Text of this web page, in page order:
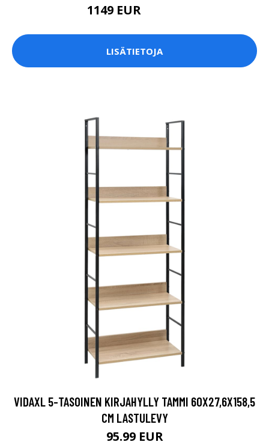
1149 EUR
LISÄTIETOJA
VIDAXL 5-TASOINEN KIRJAHYLLY TAMMI 60X27,6X158,5
CM LASTULEVY
95.99 EUR